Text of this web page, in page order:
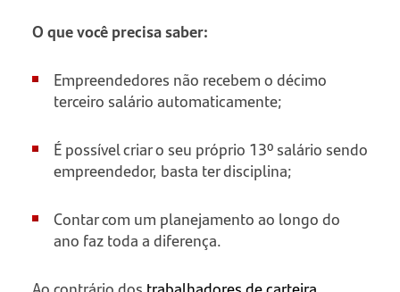
O que você precisa saber:
Empreendedores não recebem o décimo
terceiro salário automaticamente;
É possível criar o seu próprio 13º salário sendo
empreendedor, basta ter disciplina;
Contar com um planejamento ao longo do
ano faz toda a diferença.